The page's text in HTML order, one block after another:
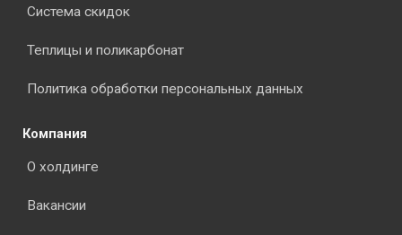
Система скидок
Теплицы и поликарбонат
Политика обработки персональных данных
Компания
О холдинге
Вакансии